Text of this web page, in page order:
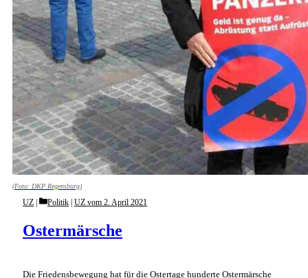
(Foto: DKP Regensburg)
Ostermärsche
UZ Categories
Politik UZ vom 2. April 2021
Die Friedensbewegung hat für die Ostertage hunderte Ostermärsche